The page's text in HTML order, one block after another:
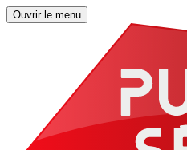
Ouvrir le menu